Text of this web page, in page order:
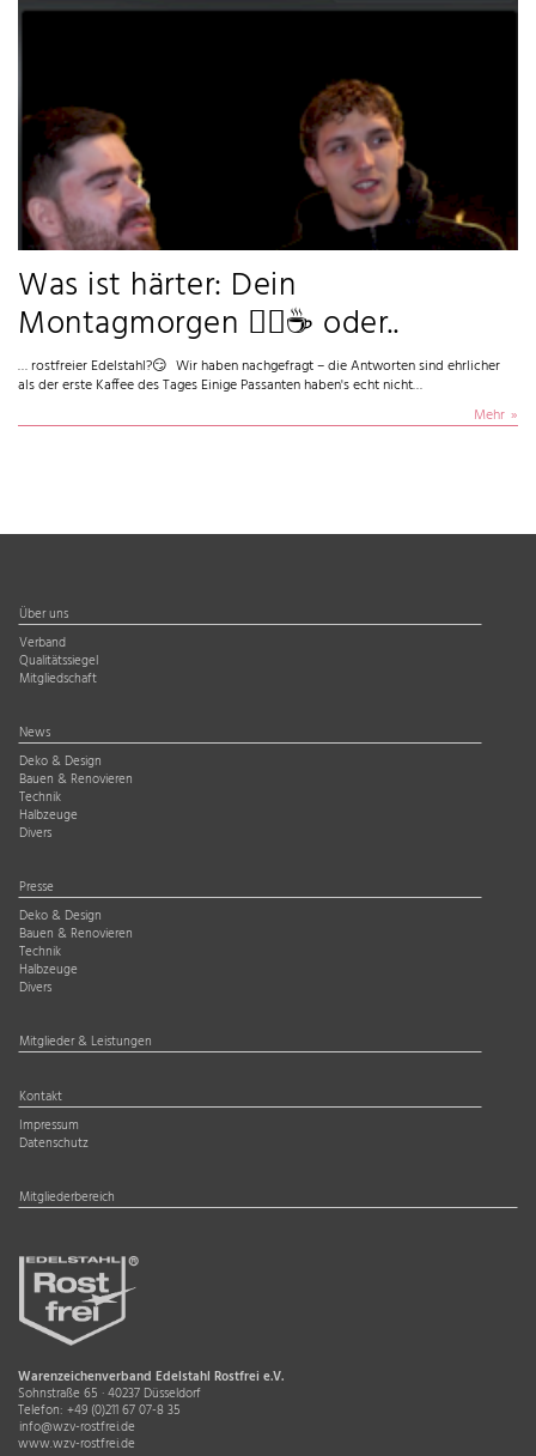
Was ist härter: Dein
Montagmorgen 😵‍💫☕️ oder..
… rostfreier Edelstahl?😏 Wir haben nachgefragt – die Antworten sind ehrlicher
als der erste Kaffee des Tages Einige Passanten haben's echt nicht…
Mehr
Über uns
Verband
Qualitätssiegel
Mitgliedschaft
News
Deko & Design
Bauen & Renovieren
Technik
Halbzeuge
Divers
Presse
Deko & Design
Bauen & Renovieren
Technik
Halbzeuge
Divers
Mitglieder & Leistungen
Kontakt
Impressum
Datenschutz
Mitgliederbereich
Warenzeichenverband Edelstahl Rostfrei e.V.
Sohnstraße 65 · 40237 Düsseldorf
Telefon: +49 (0)211 67 07-8 35
info@wzv-rostfrei.de
www.wzv-rostfrei.de